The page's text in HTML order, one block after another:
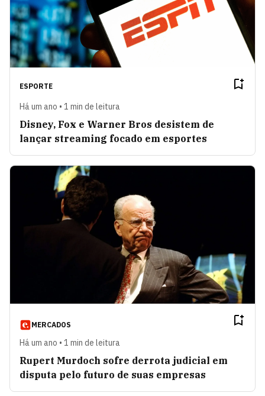
ESPORTE
Há um ano • 1 min de leitura
Disney, Fox e Warner Bros desistem de
lançar streaming focado em esportes
MERCADOS
Há um ano • 1 min de leitura
Rupert Murdoch sofre derrota judicial em
disputa pelo futuro de suas empresas